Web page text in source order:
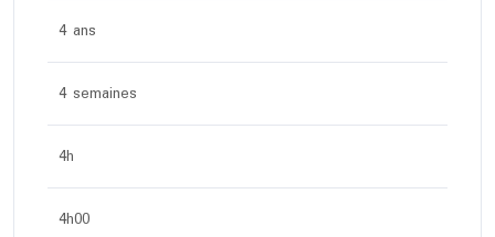
4 ans
4 semaines
4h
4h00